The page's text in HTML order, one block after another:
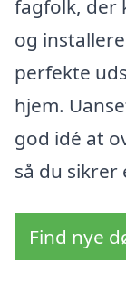
fagfolk, der
og
perfekte
hjem.
god idé at
så du
Find nye